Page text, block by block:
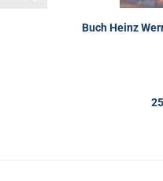
Buch Heinz